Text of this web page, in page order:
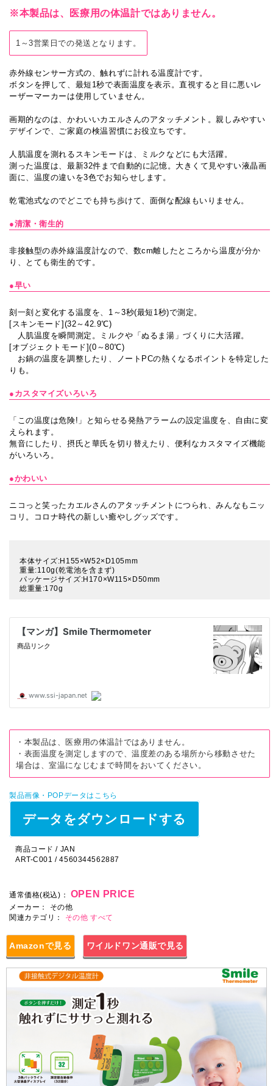
※本製品は、医療用の体温計ではありません。
1～3営業日での発送となります。
赤外線センサー方式の、触れずに計れる温度計です。
ボタンを押して、最短1秒で表面温度を表示。直視すると目に悪いレ
ーザーマーカーは使用していません。
画期的なのは、かわいいカエルさんのアタッチメント。親しみやすい
デザインで、ご家庭の検温習慣にお役立ちです。
人肌温度を測れるスキンモードは、ミルクなどにも大活躍。
測った温度は、最新32件まで自動的に記憶。大きくて見やすい液晶画
面に、温度の違いを3色でお知らせします。
乾電池式なのでどこでも持ち歩けて、面倒な配線もいりません。
●清潔・衛生的
非接触型の赤外線温度計なので、数cm離したところから温度が分か
り、とても衛生的です。
●早い
刻一刻と変化する温度を、1～3秒(最短1秒)で測定。
[スキンモード](32～42.9℃)
人肌温度を瞬間測定。ミルクや「ぬるま湯」づくりに大活躍。
[オブジェクトモード](0～80℃)
お鍋の温度を調整したり、ノートPCの熱くなるポイントを特定した
りも。
●カスタマイズいろいろ
「この温度は危険!」と知らせる発熱アラームの設定温度を、自由に変
えられます。
無音にしたり、摂氏と華氏を切り替えたり、便利なカスタマイズ機能
がいろいろ。
●かわいい
ニコっと笑ったカエルさんのアタッチメントにつられ、みんなもニッ
コリ。コロナ時代の新しい癒やしグッズです。
本体サイズ:H155×W52×D105mm
重量:110g(乾電池を含まず)
パッケージサイズ:H170×W115×D50mm
総重量:170g
・本製品は、医療用の体温計ではありません。
・表面温度を測定しますので、温度差のある場所から移動させた
場合は、室温になじむまで時間をおいてください。
製品画像・POPデータはこちら
データをダウンロードする
商品コード / JAN
ART-C001 / 4560344562887
通常価格(税込)： OPEN PRICE
メーカー：
その他
関連カテゴリ：
その他 すべて
Amazonで見る ワイルドワン通販で見る